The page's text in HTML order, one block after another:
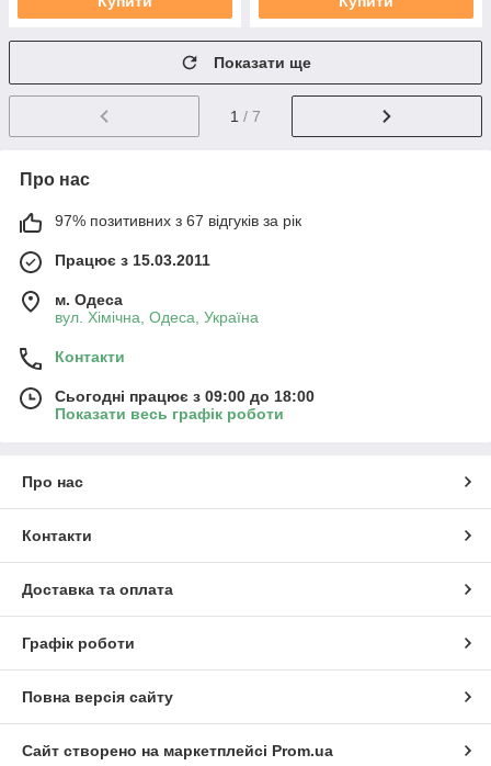
Показати ще
1 / 7
Про нас
97% позитивних з 67 відгуків за рік
Працює з 15.03.2011
м. Одеса
вул. Хiмiчна, Одеса, Україна
Контакти
Сьогодні працює з 09:00 до 18:00
Показати весь графік роботи
Про нас
Контакти
Доставка та оплата
Графік роботи
Повна версія сайту
Сайт створено на маркетплейсі Prom.ua